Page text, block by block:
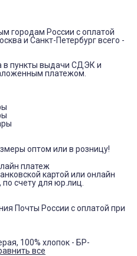
городам России с оплатой
и Санкт-Петербург всего -
в пункты выдачи СДЭК и
платежом.
оптом или в розницу!
платеж
картой или онлайн
счету для юр.лиц.
Почты России с оплатой при
100% хлопок - БР-
все